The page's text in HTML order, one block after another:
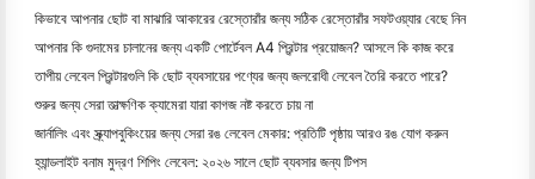
কিভাবে আপনার ছোট বা মাঝারি আকারের রেস্তোরাঁর জন্য সঠিক রেস্তোরাঁর সফটওয়্যার বেছে নিন
আপনার কি গুদামের চালানের জন্য একটি পোর্টেবল A4 প্রিন্টার প্রয়োজন? আসলে কি কাজ করে
তাপীয় লেবেল প্রিন্টারগুলি কি ছোট ব্যবসায়ের পণ্যের জন্য জলরোধী লেবেল তৈরি করতে পারে?
শুরুর জন্য সেরা তাত্ক্ষণিক ক্যামেরা যারা কাগজ নষ্ট করতে চায় না
জার্নালিং এবং স্ক্র্যাপবুকিংয়ের জন্য সেরা রঙ লেবেল মেকার: প্রতিটি পৃষ্ঠায় আরও রঙ যোগ করুন
হ্যান্ডলাইট বনাম মুদ্রণ শিপিং লেবেল: ২০২৬ সালে ছোট ব্যবসার জন্য টিপস